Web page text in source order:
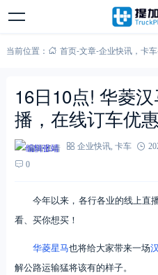
当前位置： 首页-文章-企业快讯， 卡车
16日10点! 华菱
播，在线订车优
编辑张靖 企业快讯, 卡车
0
今年以来，各行各业的线上直
看、买你想买！
华菱星马也将给大家带来一场
解公路运输猛将该有的样子。